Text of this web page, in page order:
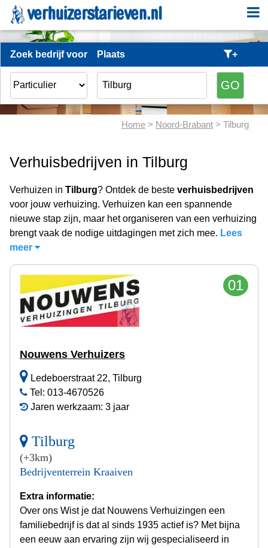
Zoek bedrijf voor Plaats +
Home > Noord-Brabant > Tilburg
Verhuisbedrijven in Tilburg
Verhuizen in Tilburg? Ontdek de beste verhuisbedrijven
voor jouw verhuizing. Verhuizen kan een spannende
nieuwe stap zijn, maar het organiseren van een verhuizing
brengt vaak de nodige uitdagingen met zich mee. Lees
meer
01
Nouwens Verhuizers
Ledeboerstraat 22, Tilburg
Tel: 013-4670526
Jaren werkzaam: 3 jaar
Tilburg
(+3km)
Bedrijventerrein Kraaiven
Extra informatie:
Over ons Wist je dat Nouwens Verhuizingen een
familiebedrijf is dat al sinds 1935 actief is? Met bijna
een eeuw aan ervaring zijn wij gespecialiseerd in